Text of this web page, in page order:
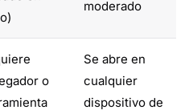
moderado
o
Se abre en
cualquier
dispositivo de